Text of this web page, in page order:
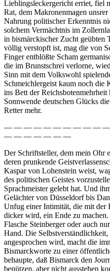
Lieblingsleckergericht erriet, fiel
Rat, dem Makronenmagen
Nahrung politischer Erkenntnis
solchem Vermächtnis im
in bismärckischer Zucht geübten
völlig verstopft ist, mag die von
Finger entblößte Scham
die im Brunstschrei verlorne,
Sinn mit dem Volkswohl
Schmeichlergeist kaum noch die
ins Bett der
Sonnwende deutschen Glücks
Retter mehr.
— — — — — — — — — —
— — — — — — —
Der Schriftsteller, dem mein Ohr
deren prunkende
Kaspar von Lohenstein weist,
des politischen Geistes
Sprachmeister gelebt hat. Und
Gelächter von Düsseldorf bis
Unfug einer Intimität, die mit der
dicker wird, ein Ende zu
Flasche Steinberger oder auch
Hand. Die
angesprochen wird, macht die
Bismarckworte zu einer
behaupte, daß Bismarck den
benützen, aber nicht ausstehen